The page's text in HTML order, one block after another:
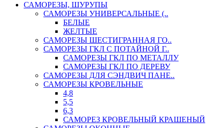
САМОРЕЗЫ, ШУРУПЫ
САМОРЕЗЫ УНИВЕРСАЛЬНЫЕ (..
БЕЛЫЕ
ЖЕЛТЫЕ
САМОРЕЗЫ ШЕСТИГРАННАЯ ГО..
САМОРЕЗЫ ГКЛ С ПОТАЙНОЙ Г..
САМОРЕЗЫ ГКЛ ПО МЕТАЛЛУ
САМОРЕЗЫ ГКЛ ПО ДЕРЕВУ
САМОРЕЗЫ ДЛЯ СЭНДВИЧ ПАНЕ..
САМОРЕЗЫ КРОВЕЛЬНЫЕ
4,8
5,5
6,3
САМОРЕЗ КРОВЕЛЬНЫЙ КРАШЕНЫЙ